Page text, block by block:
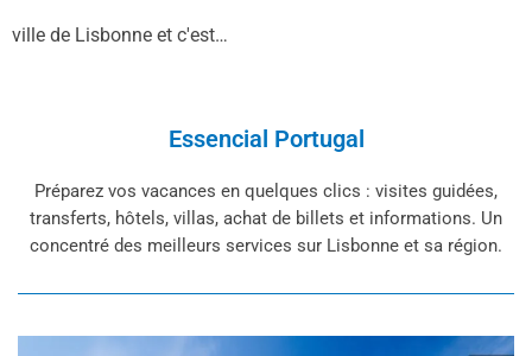
ville de Lisbonne et c'est…
Essencial Portugal
Préparez vos vacances en quelques clics : visites guidées,
transferts, hôtels, villas, achat de billets et informations. Un
concentré des meilleurs services sur Lisbonne et sa région.